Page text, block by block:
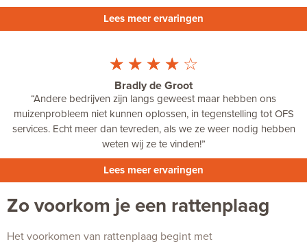
Lees meer ervaringen
☆ ☆ ☆ ☆ ☆
Bradly de Groot
“Andere bedrijven zijn langs geweest maar hebben ons
muizenprobleem niet kunnen oplossen, in tegenstelling tot OFS
services. Echt meer dan tevreden, als we ze weer nodig hebben
weten wij ze te vinden!”
Lees meer ervaringen
Zo voorkom je een rattenplaag
Het voorkomen van rattenplaag begint met